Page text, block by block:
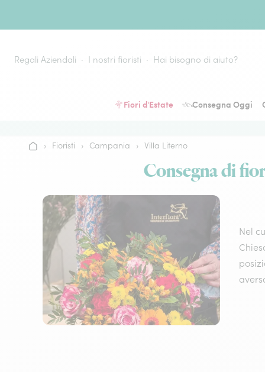
Regali Aziendali I nostri fioristi Hai bisogno di aiuto?
Fiori d'Estate Consegna Oggi
Home› Fioristi › Campania › Villa Literno
Consegna di
Nel